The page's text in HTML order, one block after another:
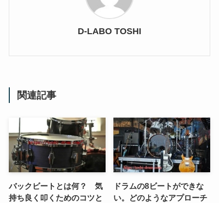
D-LABO TOSHI
関連記事
バックビートとは何？ 気
持ち良く叩くためのコツと
ドラムの8ビートができな
い。どのようなアプローチ